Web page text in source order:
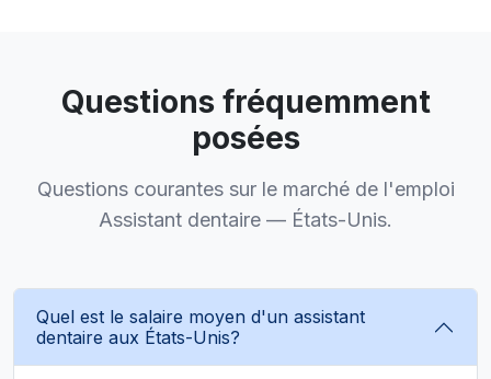
Questions fréquemment
posées
Questions courantes sur le marché de l'emploi
Assistant dentaire — États-Unis.
Quel est le salaire moyen d'un assistant
dentaire aux États-Unis?